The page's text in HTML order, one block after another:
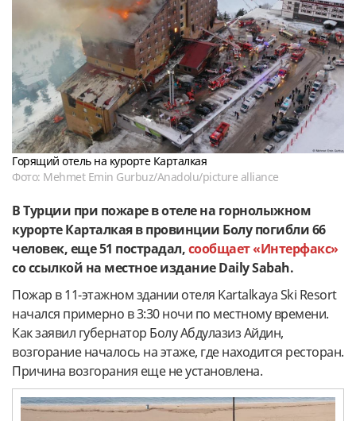
Горящий отель на курорте Карталкая
Фото: Mehmet Emin Gurbuz/Anadolu/picture alliance
В Турции при пожаре в отеле на горнолыжном
курорте Карталкая в провинции Болу погибли 66
человек, еще 51 пострадал,сообщает «Интерфакс»
со ссылкой на местное издание Daily Sabah.
Пожар в 11-этажном здании отеля Kartalkaya Ski Resort
начался примерно в 3:30 ночи по местному времени.
Как заявил губернатор Болу Абдулазиз Айдин,
возгорание началось на этаже, где находится ресторан.
Причина возгорания еще не установлена.